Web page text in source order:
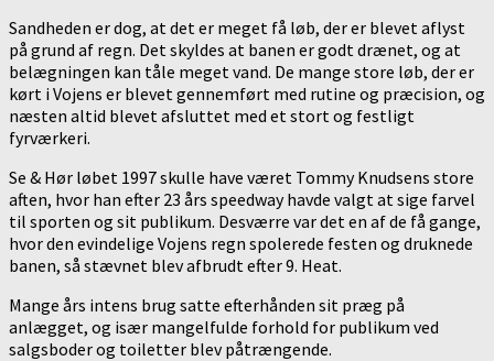
Sandheden er dog, at det er meget få løb, der er blevet aflyst
på grund af regn. Det skyldes at banen er godt drænet, og at
belægningen kan tåle meget vand. De mange store løb, der er
kørt i Vojens er blevet gennemført med rutine og præcision, og
næsten altid blevet afsluttet med et stort og festligt
fyrværkeri.
Se & Hør løbet 1997 skulle have været Tommy Knudsens store
aften, hvor han efter 23 års speedway havde valgt at sige farvel
til sporten og sit publikum. Desværre var det en af de få gange,
hvor den evindelige Vojens regn spolerede festen og druknede
banen, så stævnet blev afbrudt efter 9. Heat.
Mange års intens brug satte efterhånden sit præg på
anlægget, og især mangelfulde forhold for publikum ved
salgsboder og toiletter blev påtrængende.